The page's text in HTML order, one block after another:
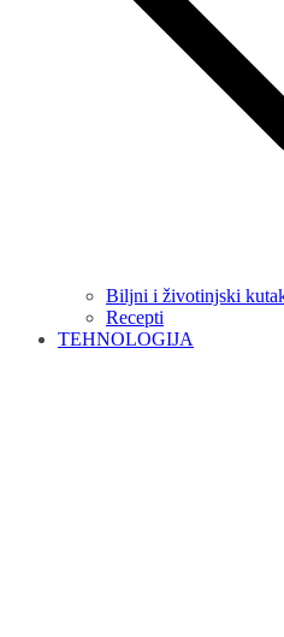
Biljni i životinjski
Recepti
TEHNOLOGIJA